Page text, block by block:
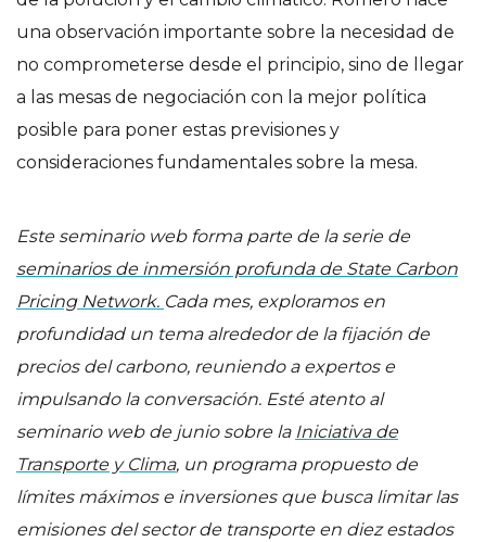
una observación importante sobre la necesidad de
no comprometerse desde el principio, sino de llegar
a las mesas de negociación con la mejor política
posible para poner estas previsiones y
consideraciones fundamentales sobre la mesa.
Este seminario web forma parte de la serie de
seminarios de inmersión profunda de State Carbon
Pricing Network. Cada mes, exploramos en
profundidad un tema alrededor de la fijación de
precios del carbono, reuniendo a expertos e
impulsando la conversación. Esté atento al
seminario web de junio sobre la Iniciativa de
Transporte y Clima, un programa propuesto de
límites máximos e inversiones que busca limitar las
emisiones del sector de transporte en diez estados